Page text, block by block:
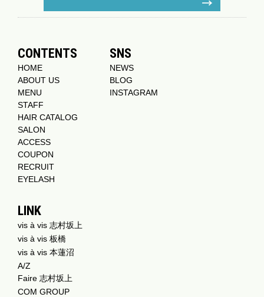
CONTENTS
HOME
ABOUT US
MENU
STAFF
HAIR CATALOG
SALON
ACCESS
COUPON
RECRUIT
EYELASH
SNS
NEWS
BLOG
INSTAGRAM
LINK
vis à vis 志村坂上
vis à vis 板橋
vis à vis 本蓮沼
A/Z
Faire 志村坂上
COM GROUP